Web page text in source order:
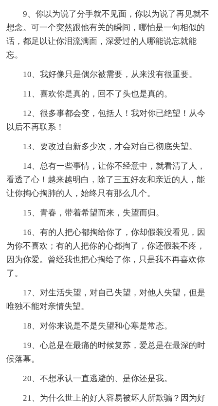
9、你以为说了分手就不见面，你以为说了再见就不
想念。可一个突然跟他有关的瞬间，哪怕是一句相似的
话，都足以让你泪流满面，深爱过的人哪能说忘就能
忘。
10、我好像只是偶尔被需要，从来没有很重要。
11、喜欢你是真的，回不了头也是真的。
12、很多事都会变，包括人！我对你已绝望！从今
以后不再联系！
13、要改过自新多少次，才会对自己彻底失望。
14、总有一些事情，让你不经意中，就看清了人，
看透了心！越来越明白，除了三五好友和亲近的人，能
让你掏心掏肺的人，始终只有那么几个。
15、青春，带着希望而来，失望而归。
16、有的人把心都掏给你了，你却假装没看见，因
为你不喜欢；有的人把你的心都掏了，你还假装不疼，
因为你爱。曾经我也把心掏给了你，只是我不再喜欢你
了。
17、对生活失望，对自己失望，对他人失望，但是
唯独不能对亲情失望。
18、对你来说是不是失望和心寒是常态。
19、心总是在最痛的时候复苏，爱总是在最深的时
候落幕。
20、不想承认一直逃避的、是你还是我。
21、为什么世上的好人容易被坏人所欺骗？因为好